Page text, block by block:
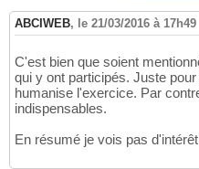
ABCIWEB, le 21/03/2016 à 17h49
C'est bien que soient
qui y ont participés. Juste
humanise l'exercice. Par
indispensables.
En résumé je vois pas